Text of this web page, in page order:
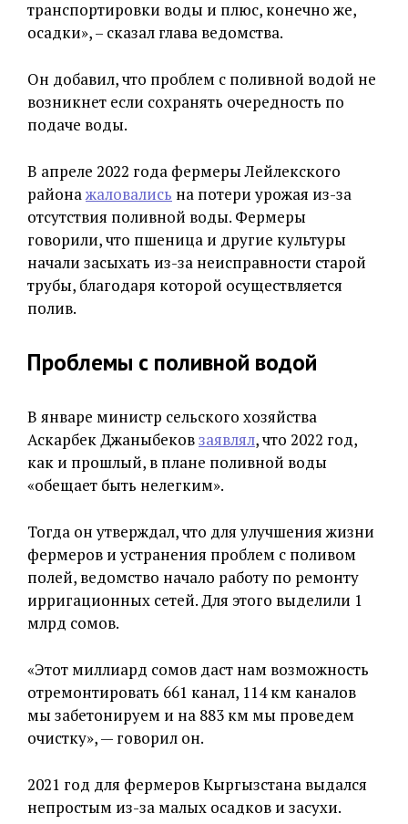
транспортировки воды и плюс, конечно же,
осадки», – сказал глава ведомства.
Он добавил, что проблем с поливной водой не
возникнет если сохранять очередность по
подаче воды.
В апреле 2022 года фермеры Лейлекского
районажаловались на потери урожая из-за
отсутствия поливной воды. Фермеры
говорили, что пшеница и другие культуры
начали засыхать из-за неисправности старой
трубы, благодаря которой осуществляется
полив.
Проблемы с поливной водой
В январе министр сельского хозяйства
Аскарбек Джаныбековзаявлял, что 2022 год,
как и прошлый, в плане поливной воды
«обещает быть нелегким».
Тогда он утверждал, что для улучшения жизни
фермеров и устранения проблем с поливом
полей, ведомство начало работу по ремонту
ирригационных сетей. Для этого выделили 1
млрд сомов.
«Этот миллиард сомов даст нам возможность
отремонтировать 661 канал, 114 км каналов
мы забетонируем и на 883 км мы проведем
очистку», — говорил он.
2021 год для фермеров Кыргызстана выдался
непростым из-за малых осадков и засухи.